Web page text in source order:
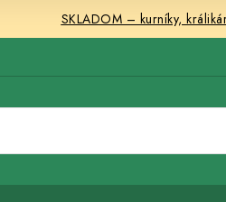
SKLADOM – kurníky,